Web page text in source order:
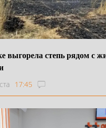
выгорела степь рядом с
17:45